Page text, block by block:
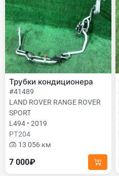
Трубки кондиционера
#41489
LAND ROVER RANGE ROVER
SPORT
L494 • 2019
PТ204
13 056 км
7 000₽